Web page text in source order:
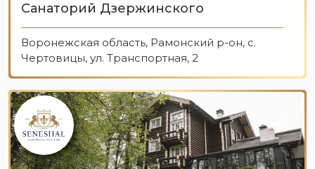
Санаторий Дзержинского
Воронежская область, Рамонский р-он, с.
Чертовицы, ул. Транспортная, 2